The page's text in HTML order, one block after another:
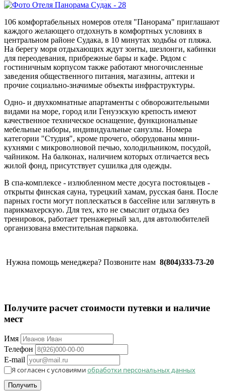
106 комфортабельных номеров отеля "Панорама" приглашают
каждого желающего отдохнуть в комфортных условиях в
центральном районе Судака, в 10 минутах ходьбы от пляжа.
На берегу моря отдыхающих ждут зонты, шезлонги, кабинки
для переодевания, прибрежные бары и кафе. Рядом с
гостиничным корпусом также работают многочисленные
заведения общественного питания, магазины, аптеки и
прочие социально-значимые объекты инфраструктуры.
Одно- и двухкомнатные апартаменты с обворожительными
видами на море, город или Генуэзскую крепость имеют
качественное техническое оснащение, функциональные
мебельные наборы, индивидуальные санузлы. Номера
категории "Студия", кроме прочего, оборудованы мини-
кухнями с микроволновой печью, холодильником, посудой,
чайником. На балконах, наличием которых отличается весь
жилой фонд, присутствует сушилка для одежды.
В спа-комплексе - излюбленном месте досуга постояльцев -
открыты финская сауна, турецкий хамам, русская баня. После
парных гости могут поплескаться в бассейне или заглянуть в
парикмахерскую. Для тех, кто не смыслит отдыха без
тренировок, работает тренажерный зал, для автолюбителей
организована вместительная парковка.
Нужна помощь менеджера? Позвоните нам 8(804)333-73-20
Получите расчет стоимости путевки и наличие
мест
Имя
Телефон
E-mail
Я согласен с условиямиобработки персональных данных
Получить